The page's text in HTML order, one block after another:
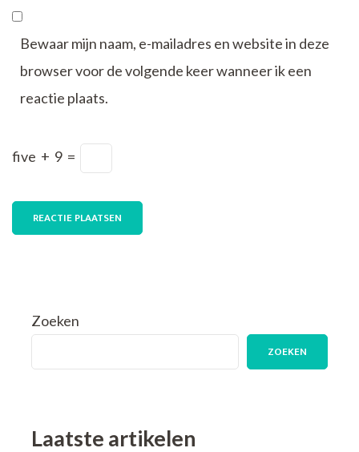
Bewaar mijn naam, e-mailadres en website in deze
browser voor de volgende keer wanneer ik een
reactie plaats.
five + 9 =
Zoeken
ZOEKEN
Laatste artikelen